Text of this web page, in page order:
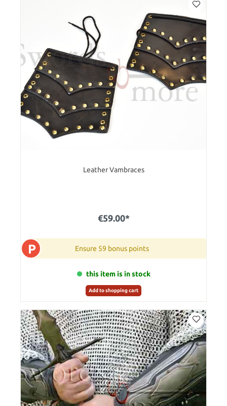
Leather Vambraces
€59.00*
P Ensure 59 bonus points
this item is in stock
Add to shopping cart